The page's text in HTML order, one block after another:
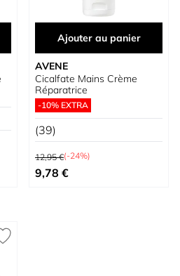
Ajouter au panier
AVENE
Cicalfate Mains Crème
Réparatrice
-10% EXTRA
(39)
Prix normal
12,95 €(-24%)
Prix spécial
9,78 €